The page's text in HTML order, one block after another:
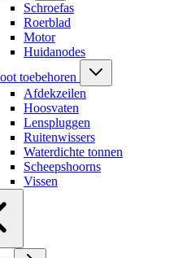
Schroefas
Roerblad
Motor
Huidanodes
toebehoren
Afdekzeilen
Hoosvaten
Lenspluggen
Ruitenwissers
Waterdichte tonnen
Scheepshoorns
Vissen